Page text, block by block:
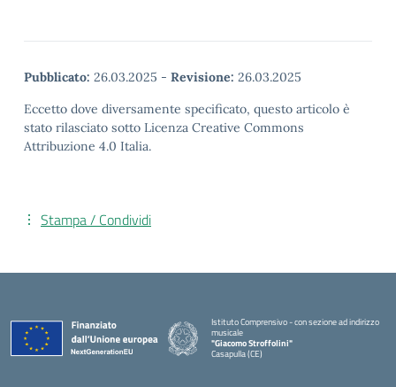
Pubblicato: 26.03.2025 - Revisione: 26.03.2025
Eccetto dove diversamente specificato, questo articolo è
stato rilasciato sotto Licenza Creative Commons
Attribuzione 4.0 Italia.
Stampa / Condividi
Istituto Comprensivo - con sezione ad indirizzo
musicale
"Giacomo Stroffolini"
Casapulla (CE)